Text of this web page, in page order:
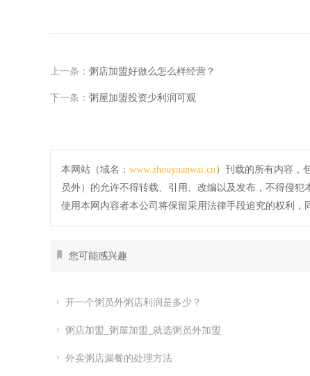
上一条： 粥店加盟好做么怎么样经营？
下一条： 粥屋加盟投资少利润可观
本网站（域名： www.zhouyuanwai.cn）刊载的所有内容，
员外）的允许不得转载、引用、改编以及发布，不得侵
使用本网内容者本公司将保留采用法律手段追究的权利，
您可能感兴趣
开一个粥员外粥店利润是多少？
粥店加盟_粥屋加盟_就选粥员外加盟
外卖粥店漏餐的处理方法